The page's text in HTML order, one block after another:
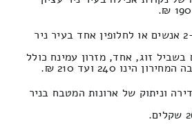
מה יעלה הובלת מזרון ל-2 אנשים או לחלופין אחד בעיר ניר
זוג, אחד, מזרון עמינח כולל
הינו 240 ועד 210 ₪.
וניתוק של ארונות המטבח בניר